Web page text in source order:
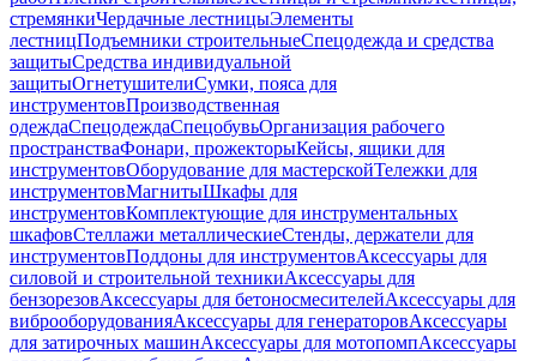
стремянкиЧердачные лестницыЭлементы
лестницПодъемники строительныеСпецодежда и средства
защитыСредства индивидуальной
защитыОгнетушителиСумки, пояса для
инструментовПроизводственная
одеждаСпецодеждаСпецобувьОрганизация рабочего
пространстваФонари, прожекторыКейсы, ящики для
инструментовОборудование для мастерскойТележки для
инструментовМагнитыШкафы для
инструментовКомплектующие для инструментальных
шкафовСтеллажи металлическиеСтенды, держатели для
инструментовПоддоны для инструментовАксессуары для
силовой и строительной техникиАксессуары для
бензорезовАксессуары для бетоносмесителейАксессуары для
виброоборудованияАксессуары для генераторовАксессуары
для затирочных машинАксессуары для мотопомпАксессуары